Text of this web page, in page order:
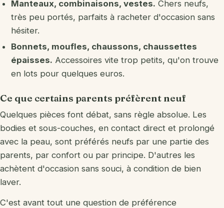
Manteaux, combinaisons, vestes. Chers neufs,
très peu portés, parfaits à racheter d'occasion sans
hésiter.
Bonnets, moufles, chaussons, chaussettes
épaisses. Accessoires vite trop petits, qu'on trouve
en lots pour quelques euros.
Ce que certains parents préfèrent neuf
Quelques pièces font débat, sans règle absolue. Les
bodies et sous-couches, en contact direct et prolongé
avec la peau, sont préférés neufs par une partie des
parents, par confort ou par principe. D'autres les
achètent d'occasion sans souci, à condition de bien
laver.
C'est avant tout une question de préférence